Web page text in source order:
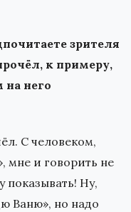
зрителя
к примеру,
него
С человеком,
мне и говорить не
показывать! Ну,
Ваню», но надо